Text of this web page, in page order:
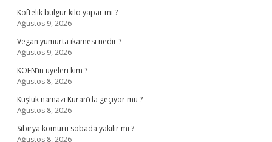
Köftelik bulgur kilo yapar mı ?
Ağustos 9, 2026
Vegan yumurta ikamesi nedir ?
Ağustos 9, 2026
KÖFN’in üyeleri kim ?
Ağustos 8, 2026
Kuşluk namazı Kuran’da geçiyor mu ?
Ağustos 8, 2026
Sibirya kömürü sobada yakılır mı ?
Ağustos 8, 2026